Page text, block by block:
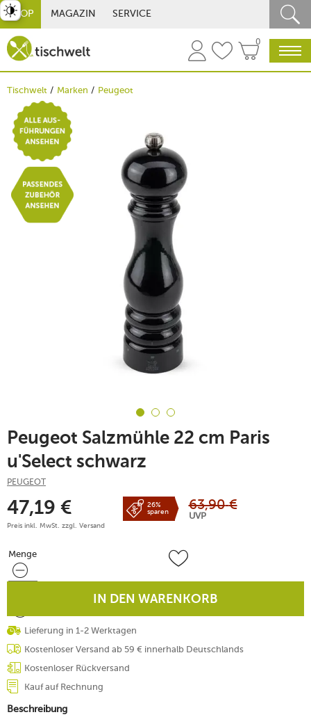
SHOP MAGAZIN SERVICE
0
Tischwelt Marken Peugeot
Peugeot Salzmühle 22 cm Paris
u'Select schwarz
PEUGEOT
47,19 €
Preis inkl. MwSt. zzgl. Versand
26%
sparen
63,90 €
UVP
Menge
Menge
IN DEN WARENKORB
Lieferung in 1-2 Werktagen
Kostenloser Versand ab 59 € innerhalb Deutschlands
Kostenloser Rückversand
Kauf auf Rechnung
Beschreibung
umschalten